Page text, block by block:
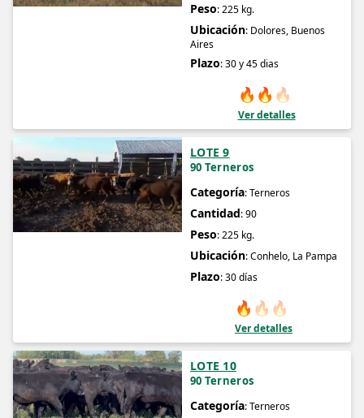
Peso: 225 kg.
Ubicación: Dolores, Buenos
Aires
Plazo: 30 y 45 dias
🔥 🔥 🔥
Ver detalles
LOTE 9
90 Terneros
Categoría: Terneros
Cantidad: 90
Peso: 225 kg.
Ubicación: Conhelo, La Pampa
Plazo: 30 días
🔥 🔥 🔥
Ver detalles
LOTE 10
90 Terneros
Categoría: Terneros